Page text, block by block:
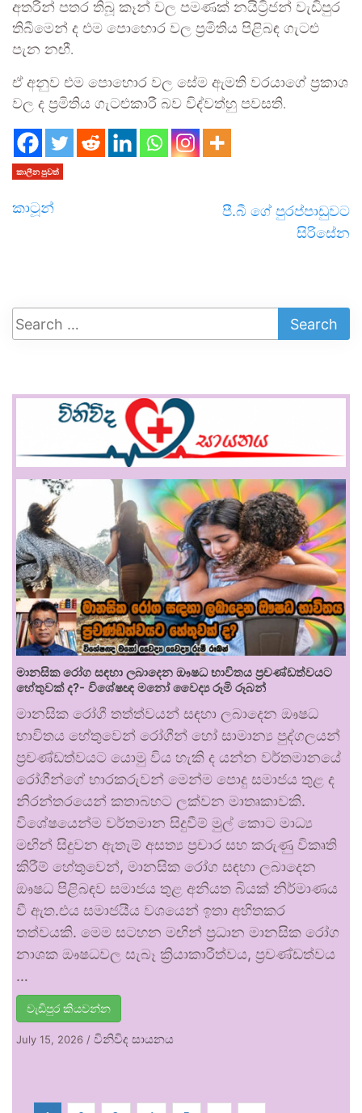
අතරින් පතර තිබූ කෑන් වල පමණක් නයිට්‍රිජන් වැඩිපුර
තිබීමෙන් ද එම පොහොර වල ප්‍රමිතිය පිළිබඳ ගැටළු
පැන නඟී.
ඒ අනුව එම පොහොර වල සේම ඇමති වරයාගේ ප්‍රකාශ
වල ද ප්‍රමිතිය ගැටළුකාරී බව විද්වත්හු පවසති.
කාලීන පුවත්
කාටූන්
පී.බී ගේ පුරප්පාඩුවට
සිරිසේන
මානසික රෝග සඳහා ලබාදෙන ඖෂධ භාවිතය ප්‍රචණ්ඩත්වයට
හේතුවක් ද?- විශේෂඥ මනෝ වෛද්‍ය රූමි රූබන්
මානසික රෝගී තත්ත්වයන් සඳහා ලබාදෙන ඖෂධ
භාවිතය හේතුවෙන් රෝගීන් හෝ සාමාන්‍ය පුද්ගලයන්
ප්‍රචණ්ඩත්වයට යොමු විය හැකි ද යන්න වර්තමානයේ
රෝගීන්ගේ භාරකරුවන් මෙන්ම පොදු සමාජය තුළ ද
නිරන්තරයෙන් කතාබහට ලක්වන මාතෘකාවකි.
විශේෂයෙන්ම වර්තමාන සිදුවීම් මුල් කොට මාධ්‍ය
මඟින් සිදුවන ඇතැම් අසත්‍ය ප්‍රචාර සහ කරුණු විකෘති
කිරීම් හේතුවෙන්, මානසික රෝග සඳහා ලබාදෙන
ඖෂධ පිළිබඳව සමාජය තුළ අනියත බියක් නිර්මාණය
වී ඇත.එය සමාජයීය වශයෙන් ඉතා අහිතකර
තත්වයකි. මෙම සටහන මඟින් ප්‍රධාන මානසික රෝග
නාශක ඖෂධවල සැබෑ ක්‍රියාකාරීත්වය, ප්‍රචණ්ඩත්වය
…
වැඩිපුර කියවන්න
July 15, 2026 / විනිවිද සායනය